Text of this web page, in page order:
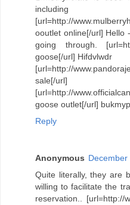
including
[url=http://
ooutlet online[/url] Hello
going through.
goose[/url] Hifdvlwdr
[url=http://
sale[/
[url=http://
goose outlet[/url]
Reply
Anonymous December
Quite literally, they are
willing to facilitate the
reservation.. [url=http://